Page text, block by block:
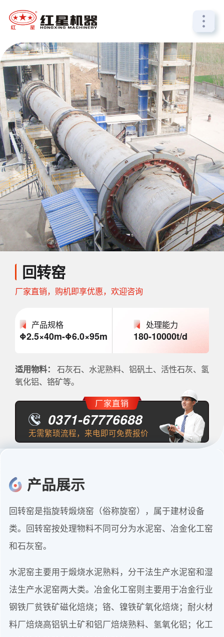
回转窑
厂家直销，购机即享优惠，欢迎咨询
产品规格
Φ2.5×40m-Φ6.0×95m
处理能力
180-10000t/d
适用物料：
石灰石、水泥熟料、铝矾土、活性石灰、氢
氧化铝、铬矿等。
厂家直销
0371-67776688
无需繁琐流程，来电即可免费报价
产品展示
回转窑是指旋转煅烧窑（俗称旋窑），属于建材设备
类。回转窑按处理物料不同可分为水泥窑、冶金化工窑
和石灰窑。
水泥窑主要用于煅烧水泥熟料，分干法生产水泥窑和湿
法生产水泥窑两大类。冶金化工窑则主要用于冶金行业
钢铁厂贫铁矿磁化焙烧；铬、镍铁矿氧化焙烧；耐火材
料厂焙烧高铝钒土矿和铝厂焙烧熟料、氢氧化铝；化工